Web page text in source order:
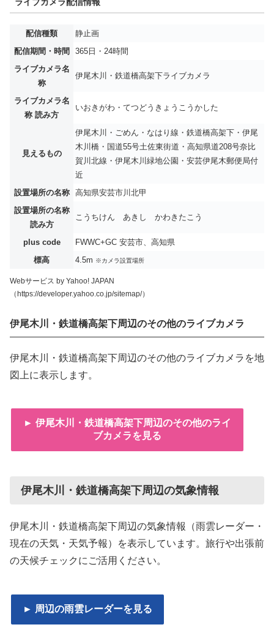
配信種類
静止画
配信期間・時間
365日・24時間
ライブカメラ名
称
伊尾木川・鉄道橋高架下ライブカメラ
ライブカメラ名
称 読み方
いおきがわ・てつどうきょうこうかした
見えるもの
伊尾木川・ごめん・なはり線・鉄道橋高架下・伊尾
木川橋・国道55号土佐東街道・高知県道208号奈比
賀川北線・伊尾木川緑地公園・安芸伊尾木郵便局付
近
設置場所の名称
高知県安芸市川北甲
設置場所の名称
読み方
こうちけん あきし かわきたこう
plus code
FWWC+GC 安芸市、高知県
標高
4.5m ※カメラ設置場所
Webサービス by Yahoo! JAPAN
（https://developer.yahoo.co.jp/sitemap/）
伊尾木川・鉄道橋高架下周辺のその他のライブカメラ
伊尾木川・鉄道橋高架下周辺のその他のライブカメラを地
図上に表示します。
► 伊尾木川・鉄道橋高架下周辺のその他のライ
ブカメラを見る
伊尾木川・鉄道橋高架下周辺の気象情報
伊尾木川・鉄道橋高架下周辺の気象情報（雨雲レーダー・
現在の天気・天気予報）を表示しています。旅行や出張前
の天候チェックにご活用ください。
► 周辺の雨雲レーダーを見る